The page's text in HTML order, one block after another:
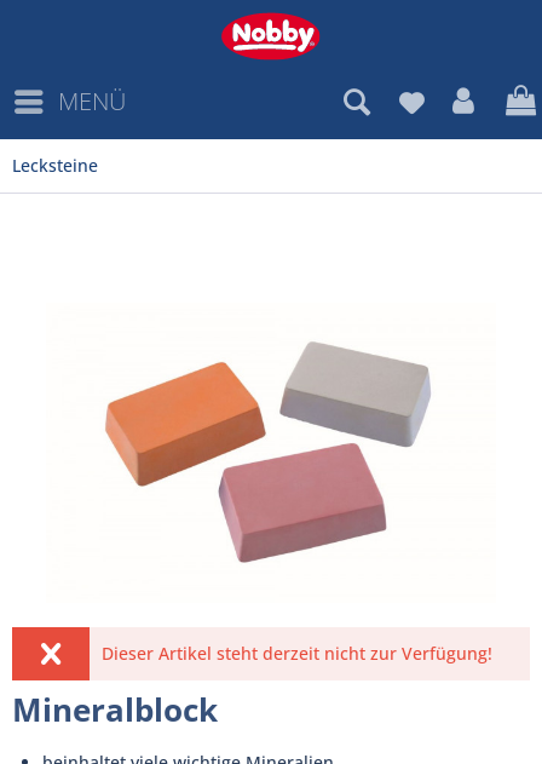
MENÜ
Lecksteine
Dieser Artikel steht derzeit nicht zur Verfügung!
Mineralblock